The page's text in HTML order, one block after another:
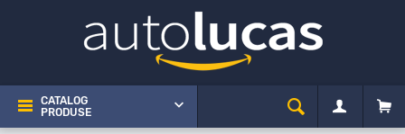
CATALOG
PRODUSE